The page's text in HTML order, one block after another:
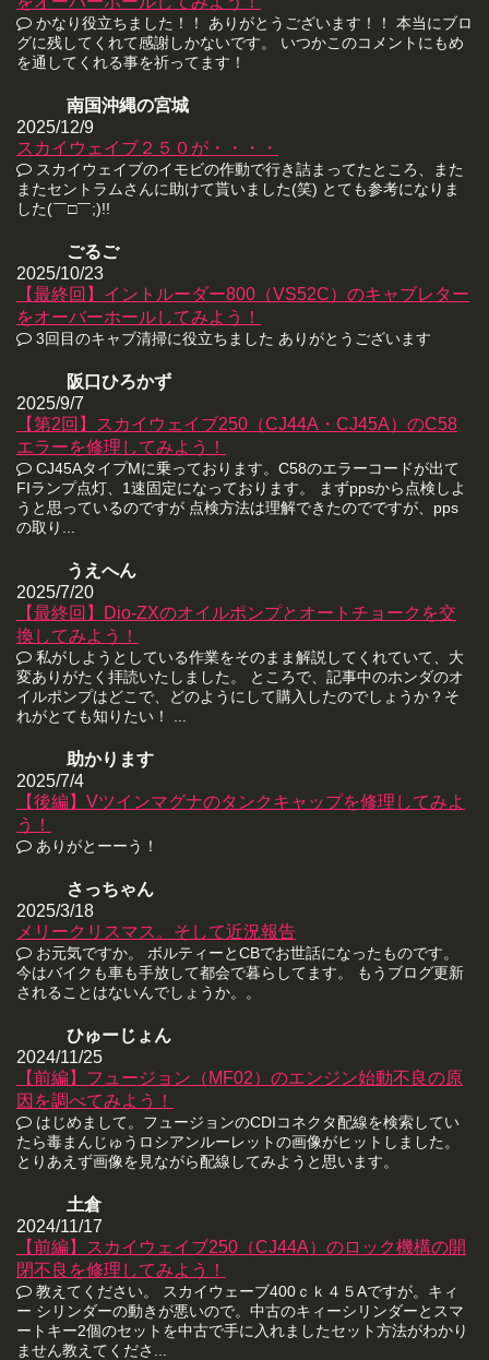
かなり役立ちました！！ ありがとうございます！！ 本当にブロ
グに残してくれて感謝しかないです。 いつかこのコメントにもめ
を通してくれる事を祈ってます！
南国沖縄の宮城
2025/12/9
スカイウェイブ２５０が・・・・
スカイウェイブのイモビの作動で行き詰まってたところ、また
またセントラムさんに助けて貰いました(笑) とても参考になりま
した(￣□￣;)!!
ごるご
2025/10/23
【最終回】イントルーダー800（VS52C）のキャブレター
をオーバーホールしてみよう！
3回目のキャブ清掃に役立ちました ありがとうございます
阪口ひろかず
2025/9/7
【第2回】スカイウェイブ250（CJ44A・CJ45A）のC58
エラーを修理してみよう！
CJ45AタイプMに乗っております。C58のエラーコードが出て
FIランプ点灯、1速固定になっております。 まずppsから点検しよ
うと思っているのですが 点検方法は理解できたのでですが、pps
の取り...
うえへん
2025/7/20
【最終回】Dio-ZXのオイルポンプとオートチョークを交
換してみよう！
私がしようとしている作業をそのまま解説してくれていて、大
変ありがたく拝読いたしました。 ところで、記事中のホンダのオ
イルポンプはどこで、どのようにして購入したのでしょうか？そ
れがとても知りたい！ ...
助かります
2025/7/4
【後編】Vツインマグナのタンクキャップを修理してみよ
う！
ありがとーーう！
さっちゃん
2025/3/18
メリークリスマス。そして近況報告
お元気ですか。 ボルティーとCBでお世話になったものです。
今はバイクも車も手放して都会で暮らしてます。 もうブログ更新
されることはないんでしょうか。。
ひゅーじょん
2024/11/25
【前編】フュージョン（MF02）のエンジン始動不良の原
因を調べてみよう！
はじめまして。フュージョンのCDIコネクタ配線を検索してい
たら毒まんじゅうロシアンルーレットの画像がヒットしました。
とりあえず画像を見ながら配線してみようと思います。
土倉
2024/11/17
【前編】スカイウェイブ250（CJ44A）のロック機構の開
閉不良を修理してみよう！
教えてください。 スカイウェーブ400ｃｋ４５Aですが。キィ
ー シリンダーの動きが悪いので。中古のキィーシリンダーとスマ
ートキー2個のセットを中古で手に入れましたセット方法がわかり
ません教えてくださ...